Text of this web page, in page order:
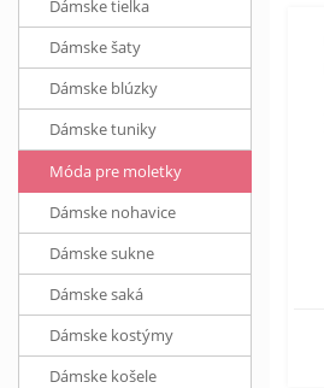
Dámske tielka
Dámske šaty
Dámske blúzky
Dámske tuniky
Móda pre moletky
Dámske nohavice
Dámske sukne
Dámske saká
Dámske kostýmy
Dámske košele